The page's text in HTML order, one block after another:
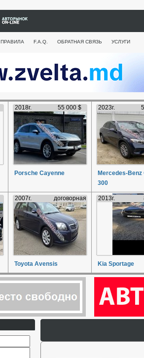
ПРАВИЛА F.A.Q. ОБРАТНАЯ СВЯЗЬ УСЛУГИ
2018г. 55 000 $
Porsche Cayenne
2023г.
Mercedes-Benz
300
2007г. договорная
Toyota Avensis
2013г.
Kia Sportage